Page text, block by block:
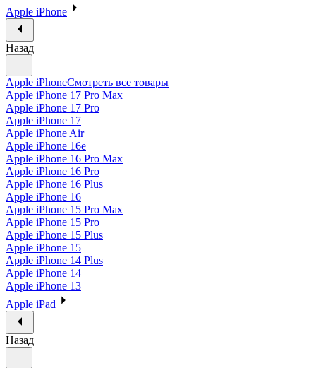
Apple iPhone
Назад
Apple iPhoneСмотреть все товары
Apple iPhone 17 Pro Max
Apple iPhone 17 Pro
Apple iPhone 17
Apple iPhone Air
Apple iPhone 16e
Apple iPhone 16 Pro Max
Apple iPhone 16 Pro
Apple iPhone 16 Plus
Apple iPhone 16
Apple iPhone 15 Pro Max
Apple iPhone 15 Pro
Apple iPhone 15 Plus
Apple iPhone 15
Apple iPhone 14 Plus
Apple iPhone 14
Apple iPhone 13
Apple iPad
Назад